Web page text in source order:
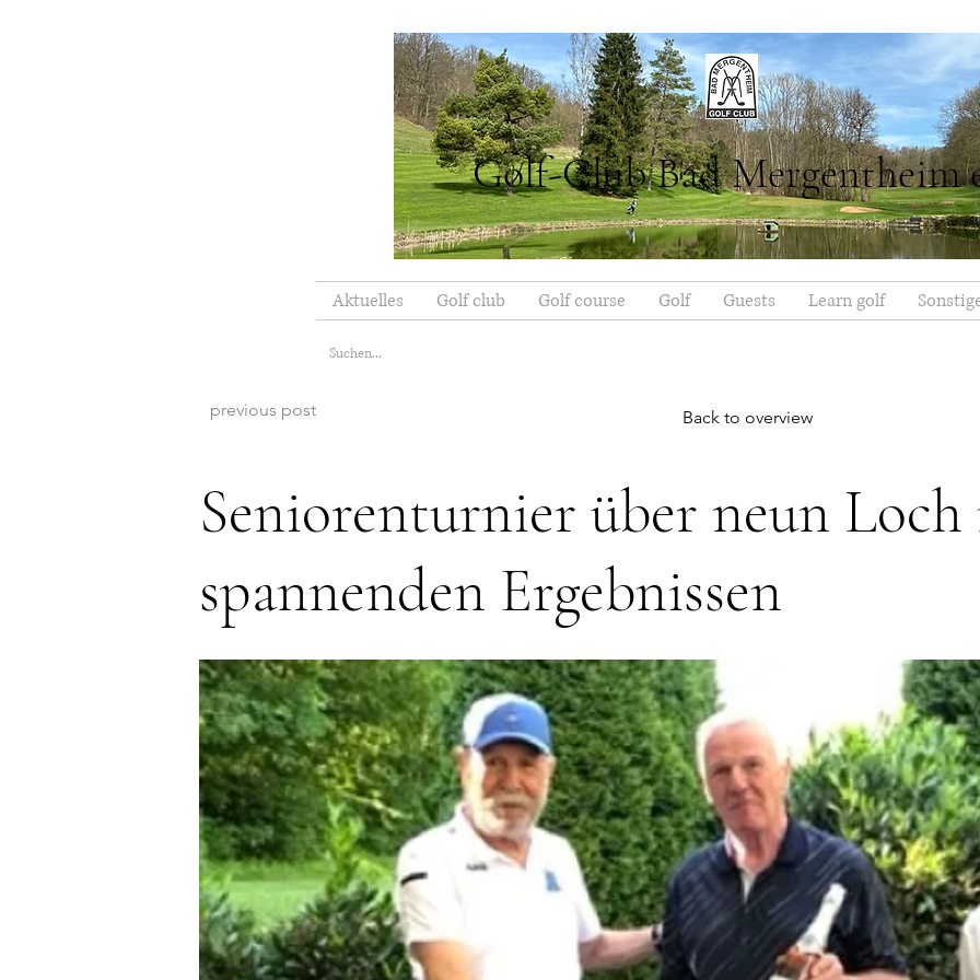
Golf-Club Bad Mergentheim
Aktuelles Golf club Golf course Golf Guests Learn golf
previous post Back to overview
Seniorenturnier über neun
spannenden Ergebnissen